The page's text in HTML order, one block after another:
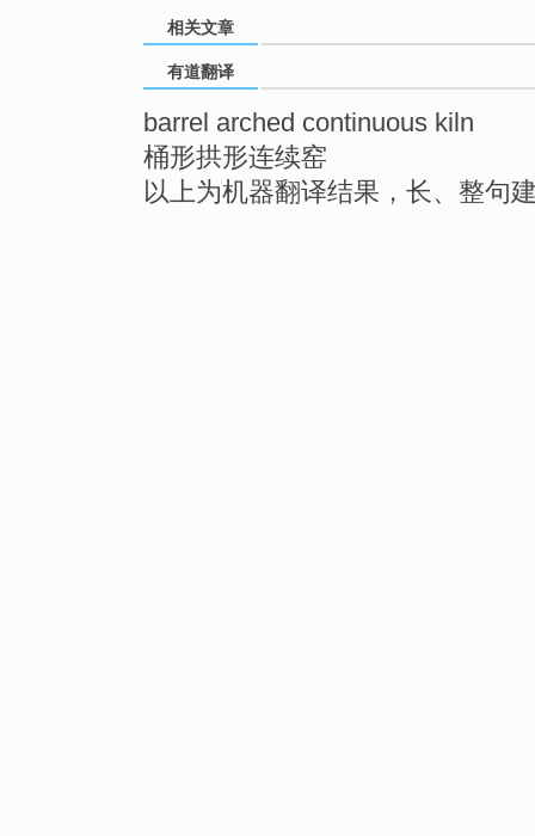
相关文章
有道翻译
barrel arched continuous kiln
桶形拱形连续窑
以上为机器翻译结果，长、整句